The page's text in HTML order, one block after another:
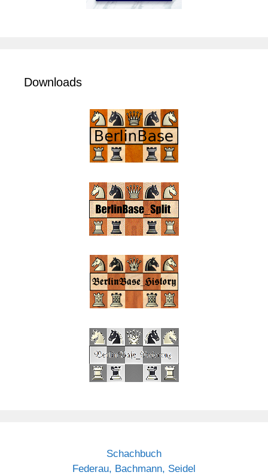
Downloads
Schachbuch
Federau, Bachmann, Seidel